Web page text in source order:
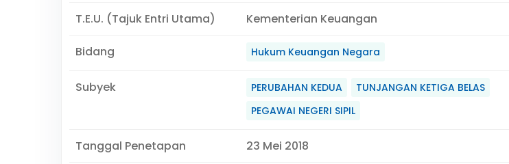
T.E.U. (Tajuk Entri Utama) Kementerian Keuangan
Bidang Hukum Keuangan Negara
Subyek PERUBAHAN KEDUA
TUNJANGAN KETIGA BELAS
PEGAWAI NEGERI SIPIL
Tanggal Penetapan 23 Mei 2018